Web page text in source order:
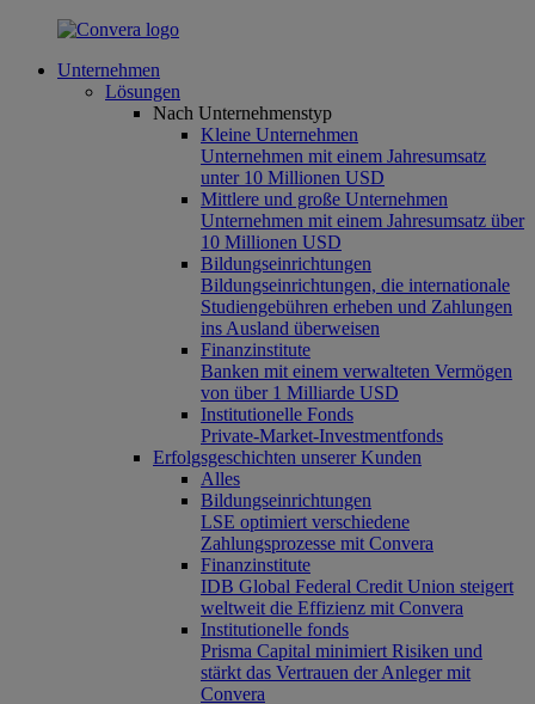
Unternehmen
Lösungen
Nach Unternehmenstyp
Kleine Unternehmen
Unternehmen mit einem Jahresumsatz
unter 10 Millionen USD
Mittlere und große Unternehmen
Unternehmen mit einem Jahresumsatz über
10 Millionen USD
Bildungseinrichtungen
Bildungseinrichtungen, die internationale
Studiengebühren erheben und Zahlungen
ins Ausland überweisen
Finanzinstitute
Banken mit einem verwalteten Vermögen
von über 1 Milliarde USD
Institutionelle Fonds
Private-Market-Investmentfonds
Erfolgsgeschichten unserer Kunden
Alles
Bildungseinrichtungen
LSE optimiert verschiedene
Zahlungsprozesse mit Convera
Finanzinstitute
IDB Global Federal Credit Union steigert
weltweit die Effizienz mit Convera
Institutionelle fonds
Prisma Capital minimiert Risiken und
stärkt das Vertrauen der Anleger mit
Convera